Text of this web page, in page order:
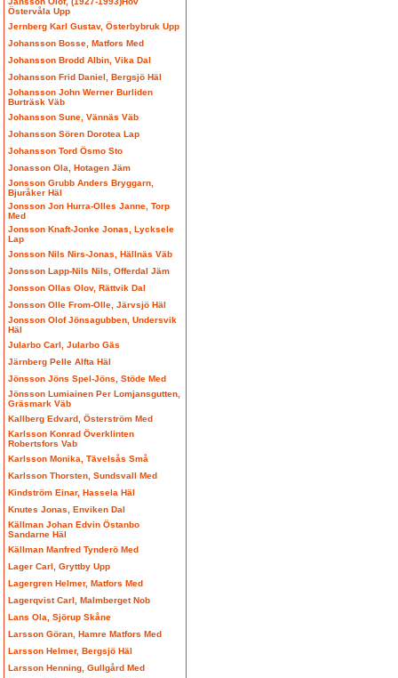
Östervåla Upp
Jernberg Karl Gustav, Österbybruk Upp
Johansson Bosse, Matfors Med
Johansson Brodd Albin, Vika Dal
Johansson Frid Daniel, Bergsjö Häl
Johansson John Werner Burliden
Burträsk Väb
Johansson Sune, Vännäs Väb
Johansson Sören Dorotea Lap
Johansson Tord Ösmo Sto
Jonasson Ola, Hotagen Jäm
Jonsson Grubb Anders Bryggarn,
Bjuråker Häl
Jonsson Jon Hurra-Olles Janne, Torp
Med
Jonsson Knaft-Jonke Jonas, Lycksele
Lap
Jonsson Nils Nirs-Jonas, Hällnäs Väb
Jonsson Lapp-Nils Nils, Offerdal Jäm
Jonsson Ollas Olov, Rättvik Dal
Jonsson Olle From-Olle, Järvsjö Häl
Jonsson Olof Jönsagubben, Undersvik
Häl
Jularbo Carl, Jularbo Gäs
Järnberg Pelle Alfta Häl
Jönsson Jöns Spel-Jöns, Stöde Med
Jönsson Lumiainen Per Lomjansgutten,
Gräsmark Väb
Kallberg Edvard, Österström Med
Karlsson Konrad Överklinten
Robertsfors Vab
Karlsson Monika, Tävelsås Små
Karlsson Thorsten, Sundsvall Med
Kindström Einar, Hassela Häl
Knutes Jonas, Enviken Dal
Källman Johan Edvin Östanbo
Sandarne Häl
Källman Manfred Tynderö Med
Lager Carl, Gryttby Upp
Lagergren Helmer, Matfors Med
Lagerqvist Carl, Malmberget Nob
Lans Ola, Sjörup Skåne
Larsson Göran, Hamre Matfors Med
Larsson Helmer, Bergsjö Häl
Larsson Henning, Gullgård Med